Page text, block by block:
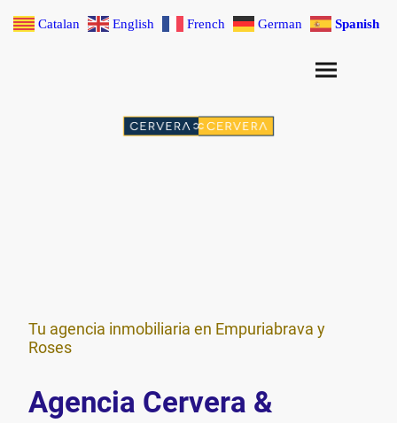
Tu agencia inmobiliaria en Empuriabrava y
Roses
Agencia Cervera &
Catalan English French German Spanish